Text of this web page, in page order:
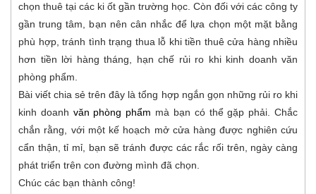
chọn thuê tại các ki ốt gần trường học. Còn đối với các công ty
gần trung tâm, bạn nên cân nhắc để lựa chọn một mặt bằng
phù hợp, tránh tình trạng thua lỗ khi tiền thuê cửa hàng nhiều
hơn tiền lời hàng tháng, hạn chế rủi ro khi kinh doanh văn
phòng phẩm.
Bài viết chia sẻ trên đây là tổng hợp ngắn gọn những rủi ro khi
kinh doanh văn phòng phẩm mà bạn có thể gặp phải. Chắc
chắn rằng, với một kế hoạch mở cửa hàng được nghiên cứu
cẩn thận, tỉ mỉ, bạn sẽ tránh được các rắc rối trên, ngày càng
phát triển trên con đường mình đã chọn.
Chúc các bạn thành công!